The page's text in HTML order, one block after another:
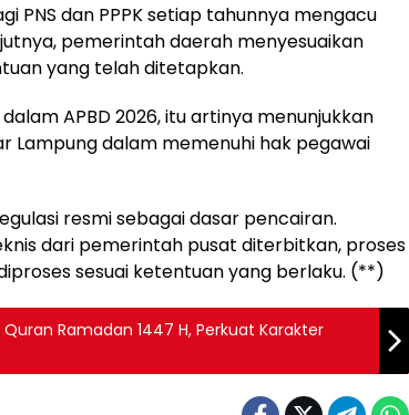
PNS dan PPPK setiap tahunnya mengacu
pemerintah daerah menyesuaikan
yang telah ditetapkan.
APBD 2026, itu artinya menunjukkan
Lampung dalam memenuhi hak pegawai
resmi sebagai dasar pencairan.
dari pemerintah pusat diterbitkan, proses
sesuai ketentuan yang berlaku. (**)
Ramadan 1447 H, Perkuat Karakter